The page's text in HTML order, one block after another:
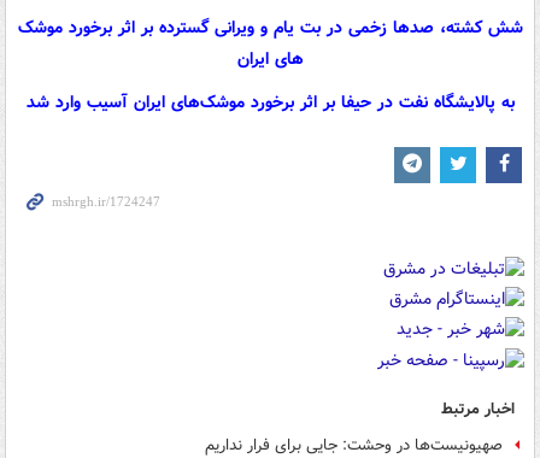
شش کشته، صدها زخمی در بت یام و ویرانی گسترده بر اثر برخورد موشک
های ایران
به پالایشگاه نفت در حیفا بر اثر برخورد موشک‌های ایران آسیب وارد شد
اخبار مرتبط
صهیونیست‌ها در وحشت: جایی برای فرار نداریم